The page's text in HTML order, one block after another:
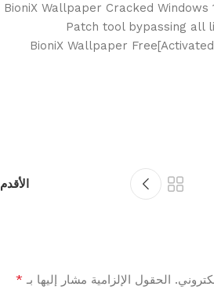
BioniX Wallpaper Cracked Windows
Patch tool bypassing all
BioniX Wallpaper
الأقدم
الحقول الإلزامية مشار إليها بـ *